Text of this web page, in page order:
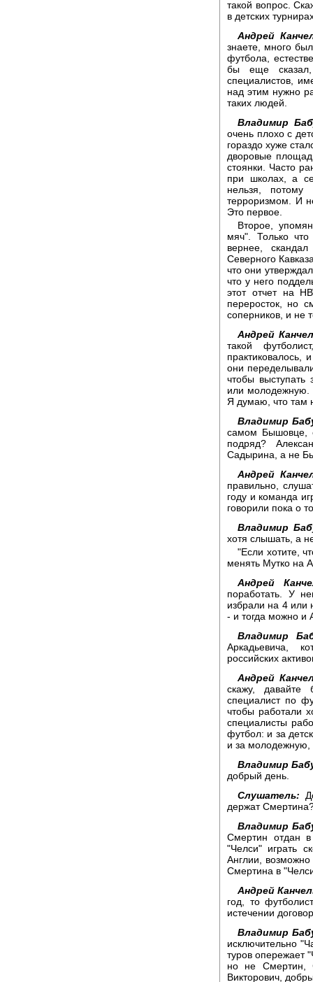
такой вопрос.
в детских
Андрей
знаете, много
футбола,
бы еще
специалистов,
над этим нужно
таких людей.
Владимир
очень плохо с
гораздо хуже
дворовые
стоянки. Часто
при школах, а
нельзя,
терроризмом. И
Это первое.
Второе,
мяч". Только
вернее,
Северного
что они
что у него
этот отчет на
переросток, но
соперников, и не
Андрей
такой
они
чтобы
или молодежную.
Я думаю, что там
Владимир
самом Бышовце,
подряд?
Садырина, а не
Андрей
правильно,
году и команда
говорили пока о
Владимир
хотя слышать, а
"Если хотите,
менять Мутко на
Андрей
поработать. У
избрали на 4 или
- и тогда можно и
Владимир
Аркадьевича,
российских
Андрей
скажу,
специалист по
чтобы работали
специалисты
футбол: и за
и за молодежную,
Владимир
добрый день.
Слушатель:
держат
Владимир
Смертин отдан
"Челси" играть
Англии,
Смертина в
Андрей
год, то
истечении
Владимир
исключительно
туров опережает
но не Смертин,
Викторович,